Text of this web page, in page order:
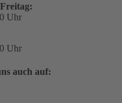
Uhr
Uhr
auch auf: